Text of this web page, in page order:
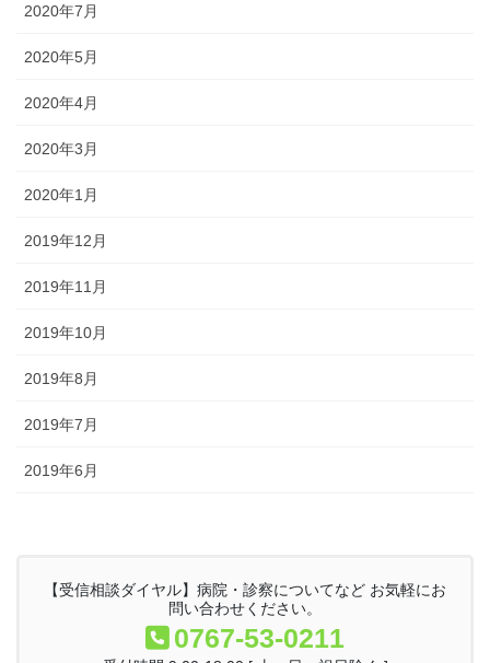
2020年7月
2020年5月
2020年4月
2020年3月
2020年1月
2019年12月
2019年11月
2019年10月
2019年8月
2019年7月
2019年6月
【受信相談ダイヤル】病院・診察についてなど お気軽にお
問い合わせください。
0767-53-0211